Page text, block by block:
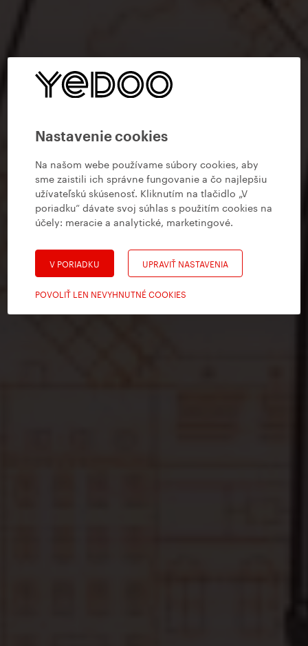
Nastavenie cookies
Na našom webe používame súbory cookies, aby
sme zaistili ich správne fungovanie a čo najlepšiu
užívateľskú skúsenosť. Kliknutím na tlačidlo „V
poriadku“ dávate svoj súhlas s použitím cookies na
účely: meracie a analytické, marketingové.
V PORIADKU UPRAVIŤ NASTAVENIA
POVOLIŤ LEN NEVYHNUTNÉ COOKIES